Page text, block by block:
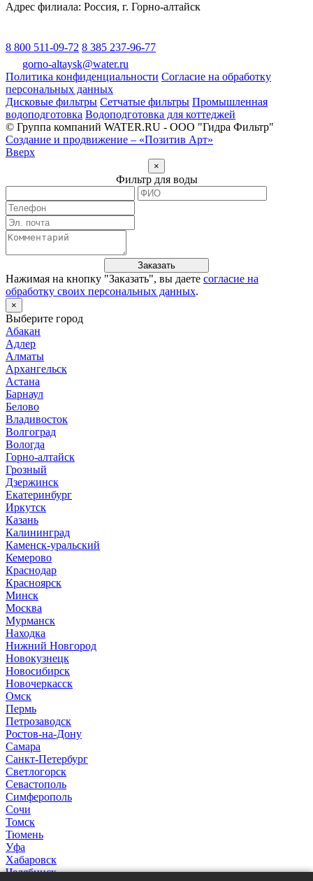
Адрес филиала: Россия, г. Горно-алтайск
8 800 511-09-72 8 385 237-96-77
gorno-altaysk@water.ru
Политика конфиденциальности Согласие на обработку
персональных данных
Дисковые фильтры Сетчатые фильтры Промышленная
водоподготовка Водоподготовка для коттеджей
© Группа компаний WATER.RU - ООО "Гидра Фильтр"
Создание и продвижение – «Позитив Арт»
Вверх
×
Фильтр для воды
Заказать
Нажимая на кнопку "Заказать", вы даете согласие на
обработку своих персональных данных.
×
Выберите город
Абакан
Адлер
Алматы
Архангельск
Астана
Барнаул
Белово
Владивосток
Волгоград
Вологда
Горно-алтайск
Грозный
Дзержинск
Екатеринбург
Иркутск
Казань
Калининград
Каменск-уральский
Кемерово
Краснодар
Красноярск
Минск
Москва
Мурманск
Находка
Нижний Новгород
Новокузнецк
Новосибирск
Новочеркасск
Омск
Пермь
Петрозаводск
Ростов-на-Дону
Самара
Санкт-Петербург
Светлогорск
Севастополь
Симферополь
Сочи
Томск
Тюмень
Уфа
Хабаровск
Челябинск